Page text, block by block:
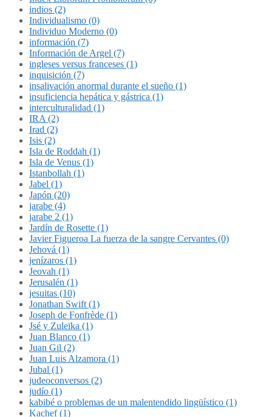
indios (2)
Individualismo (0)
Individuo Moderno (0)
información (7)
Información de Argel (7)
ingleses versus franceses (1)
inquisición (7)
insalivación anormal durante el sueño (1)
insuficiencia hepática y gástrica (1)
interculturalidad (1)
IRA (2)
Irad (2)
Isis (2)
Isla de Roddah (1)
Isla de Venus (1)
Istanbollah (1)
Jabel (1)
Japón (20)
jarabe (4)
jarabe 2 (1)
Jardín de Rosette (1)
Javier Figueroa La fuerza de la sangre Cervantes (0)
Jehová (1)
jenízaros (1)
Jeovah (1)
Jerusalén (1)
jesuitas (10)
Jonathan Swift (1)
Joseph de Fonfrède (1)
Jsé y Zuleïka (1)
Juan Blanco (1)
Juan Gil (2)
Juan Luis Alzamora (1)
Jubal (1)
judeoconversos (2)
judío (1)
kabibé o problemas de un malentendido lingüístico (1)
Kachef (1)